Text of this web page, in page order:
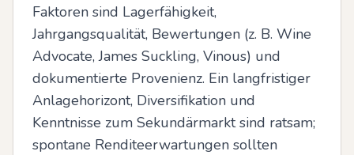
Faktoren sind Lagerfähigkeit,
Jahrgangsqualität, Bewertungen (z. B. Wine
Advocate, James Suckling, Vinous) und
dokumentierte Provenienz. Ein langfristiger
Anlagehorizont, Diversifikation und
Kenntnisse zum Sekundärmarkt sind ratsam;
spontane Renditeerwartungen sollten